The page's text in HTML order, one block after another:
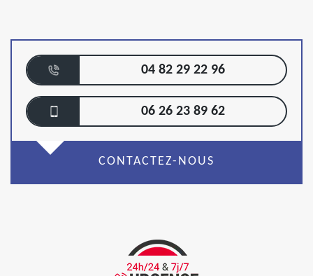
04 82 29 22 96
06 26 23 89 62
CONTACTEZ-NOUS